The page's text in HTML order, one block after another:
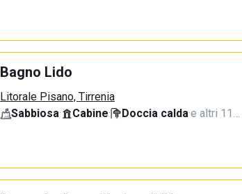
Bagno Lido
Litorale Pisano, Tirrenia
Sabbiosa· Cabine· Doccia calda·e altri 11…